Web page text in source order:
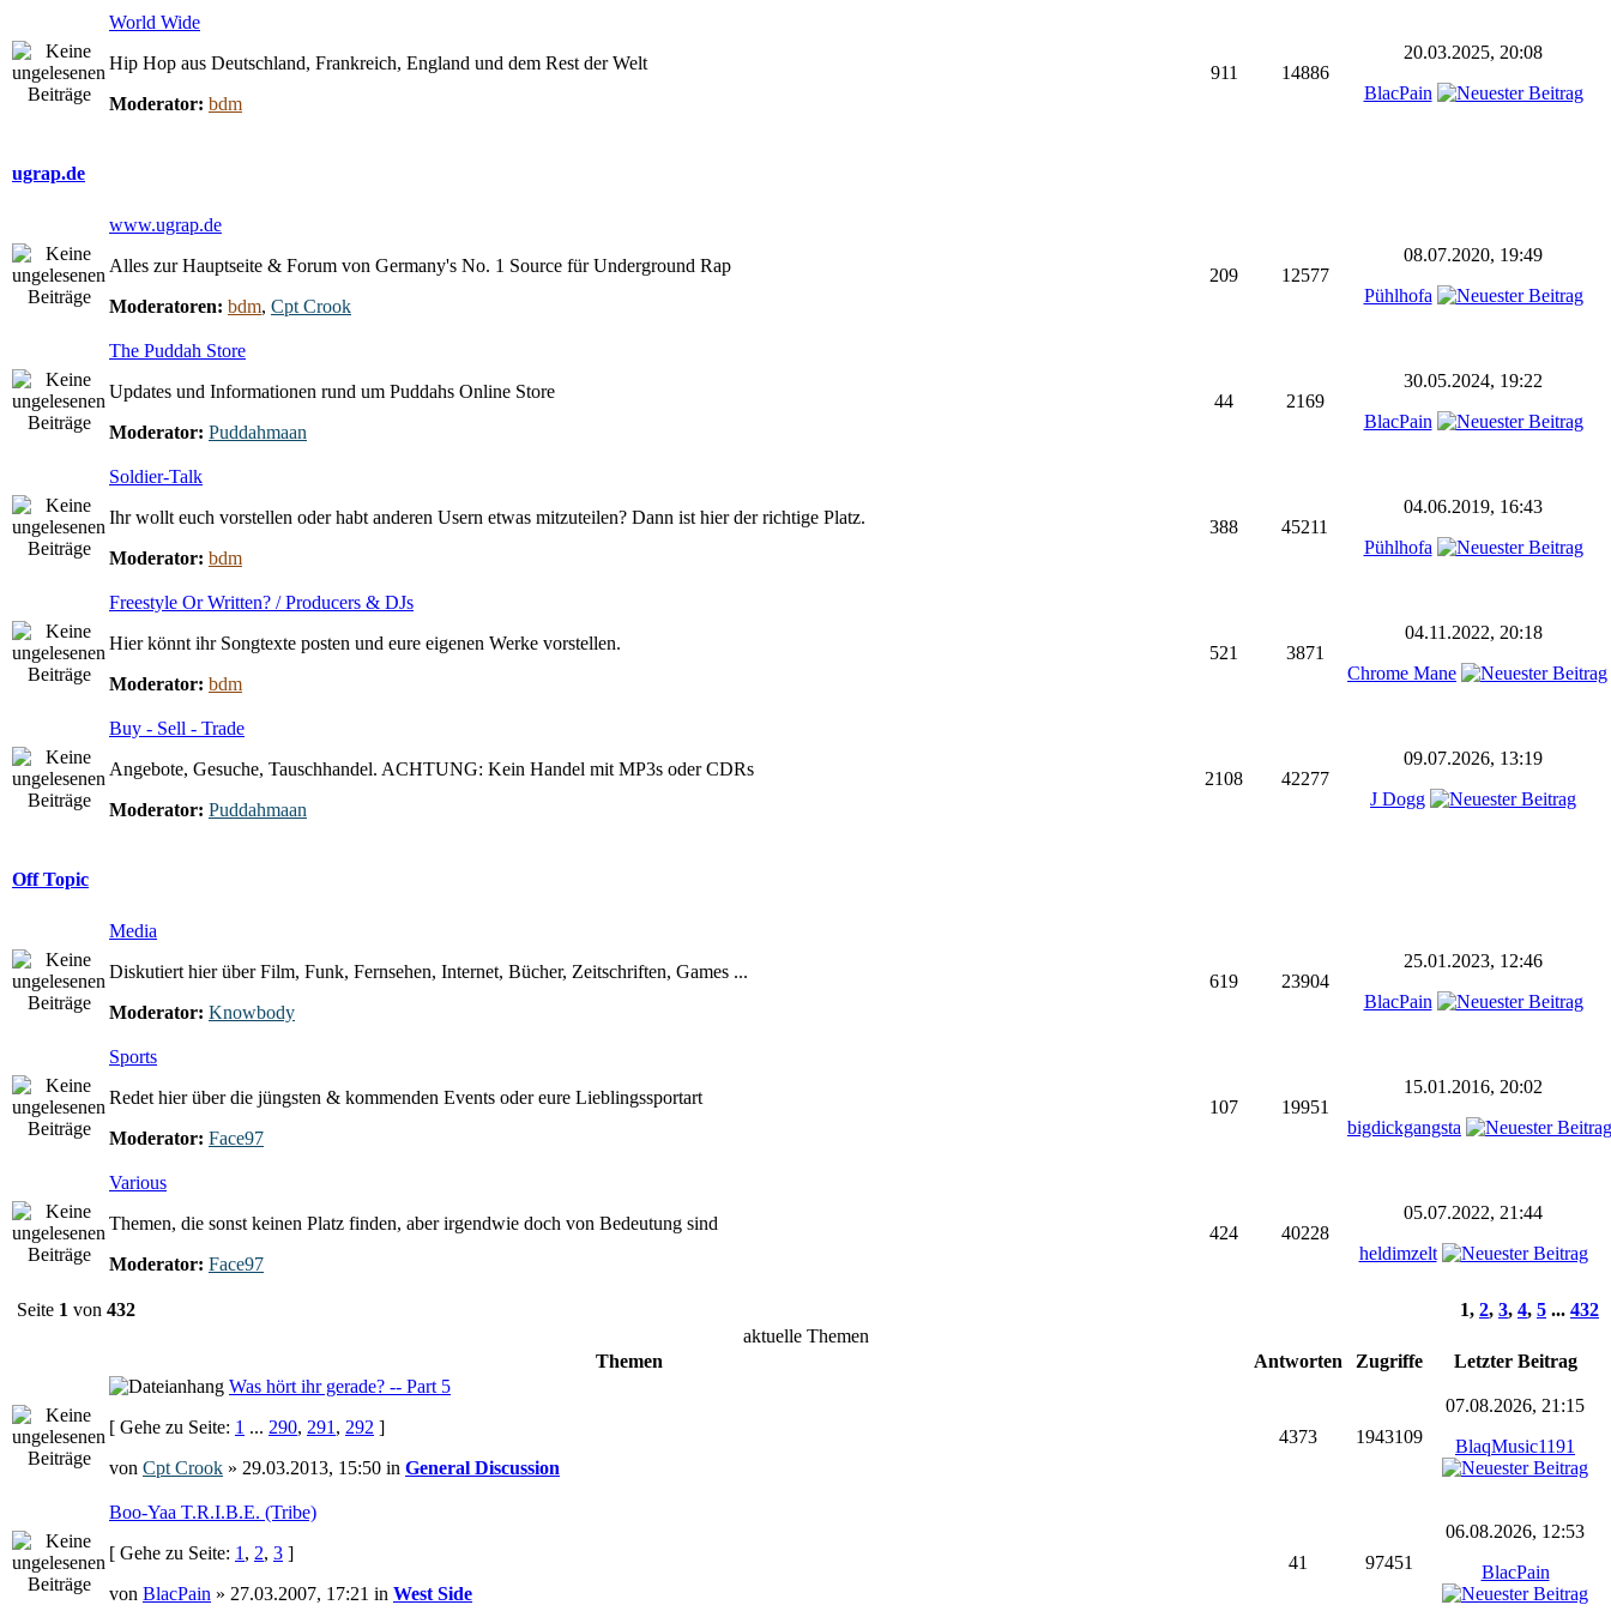
World Wide
Hip Hop aus Deutschland, Frankreich, England und dem Rest der Welt
Moderator: bdm
911 14886
20.03.2025, 20:08
BlacPain
ugrap.de
www.ugrap.de
Alles zur Hauptseite & Forum von Germany's No. 1 Source für Underground Rap
Moderatoren: bdm, Cpt Crook
209 12577
08.07.2020, 19:49
Pühlhofa
The Puddah Store
Updates und Informationen rund um Puddahs Online Store
Moderator: Puddahmaan
44 2169
30.05.2024, 19:22
BlacPain
Soldier-Talk
Ihr wollt euch vorstellen oder habt anderen Usern etwas mitzuteilen? Dann ist hier der richtige Platz.
Moderator: bdm
388 45211
04.06.2019, 16:43
Pühlhofa
Freestyle Or Written? / Producers & DJs
Hier könnt ihr Songtexte posten und eure eigenen Werke vorstellen.
Moderator: bdm
521 3871
04.11.2022, 20:18
Chrome Mane
Buy - Sell - Trade
Angebote, Gesuche, Tauschhandel. ACHTUNG: Kein Handel mit MP3s oder CDRs
Moderator: Puddahmaan
2108 42277
09.07.2026, 13:19
J Dogg
Off Topic
Media
Diskutiert hier über Film, Funk, Fernsehen, Internet, Bücher, Zeitschriften, Games ...
Moderator: Knowbody
619 23904
25.01.2023, 12:46
BlacPain
Sports
Redet hier über die jüngsten & kommenden Events oder eure Lieblingssportart
Moderator: Face97
107 19951
15.01.2016, 20:02
bigdickgangsta
Various
Themen, die sonst keinen Platz finden, aber irgendwie doch von Bedeutung sind
Moderator: Face97
424 40228
05.07.2022, 21:44
heldimzelt
Seite 1 von 432 1, 2, 3, 4, 5 ... 432
aktuelle Themen
Themen
Antworten Zugriffe
Letzter Beitrag
Was hört ihr gerade? -- Part 5
[ Gehe zu Seite: 1 ... 290, 291 , 292 ]
von Cpt Crook » 29.03.2013, 15:50 in General Discussion
4373 1943109
07.08.2026, 21:15
BlaqMusic1191
Boo-Yaa T.R.I.B.E. (Tribe)
[ Gehe zu Seite: 1 , 2, 3 ]
von BlacPain » 27.03.2007, 17:21 in West Side
41 97451
06.08.2026, 12:53
BlacPain